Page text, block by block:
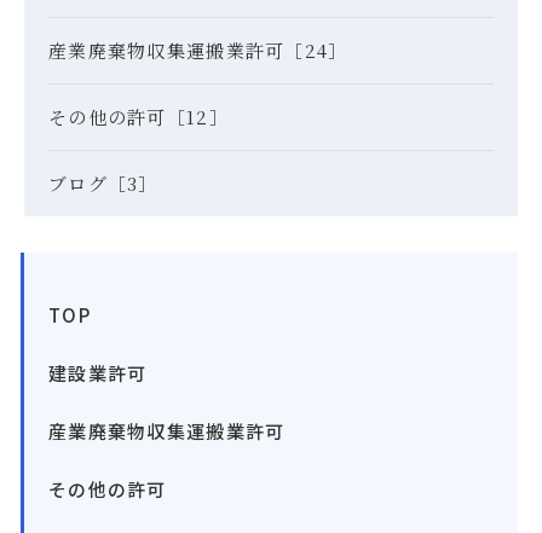
産業廃棄物収集運搬業許可［24］
その他の許可［12］
ブログ［3］
TOP
建設業許可
産業廃棄物収集運搬業許可
その他の許可